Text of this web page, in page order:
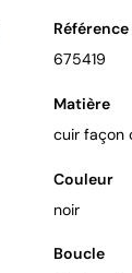
Référence
675419
Matière
cuir façon
Couleur
noir
Boucle